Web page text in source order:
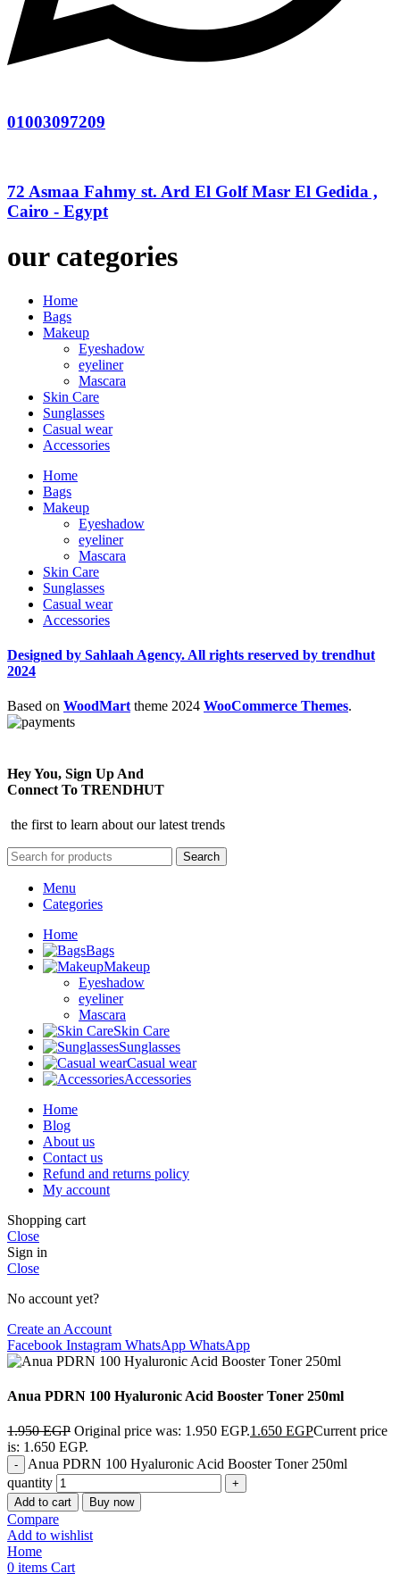
01003097209
72 Asmaa Fahmy st. Ard El Golf Masr El Gedida ,
Cairo - Egypt
our categories
Home
Bags
Makeup
Eyeshadow
eyeliner
Mascara
Skin Care
Sunglasses
Casual wear
Accessories
Home
Bags
Makeup
Eyeshadow
eyeliner
Mascara
Skin Care
Sunglasses
Casual wear
Accessories
Designed by Sahlaah Agency. All rights reserved by trendhut
2024
Based on WoodMart theme 2024 WooCommerce Themes.
Hey You, Sign Up And
Connect To TRENDHUT
the first to learn about our latest trends
Search
Menu
Categories
Home
Bags
Makeup
Eyeshadow
eyeliner
Mascara
Skin Care
Sunglasses
Casual wear
Accessories
Home
Blog
About us
Contact us
Refund and returns policy
My account
Shopping cart
Close
Sign in
Close
No account yet?
Create an Account
Facebook Instagram WhatsApp WhatsApp
Anua PDRN 100 Hyaluronic Acid Booster Toner 250ml
1.950EGP Original price was: 1.950 EGP.1.650 EGPCurrent price
is: 1.650 EGP.
Anua PDRN 100 Hyaluronic Acid Booster Toner 250ml
quantity
Add to cart Buy now
Compare
Add to wishlist
Home
0 items Cart